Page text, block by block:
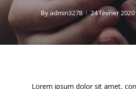
Byadmin3278 24 février 2020
Lorem ipsum dolor sit amet,